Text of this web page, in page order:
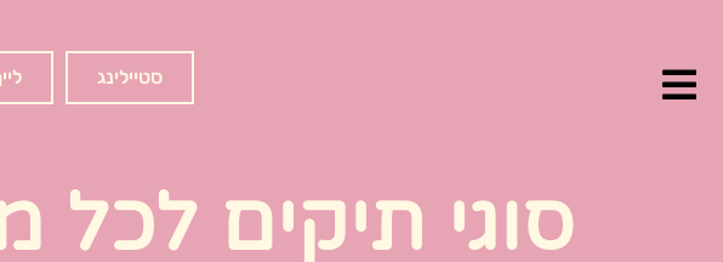
סטיילינג
סוגי תיקים